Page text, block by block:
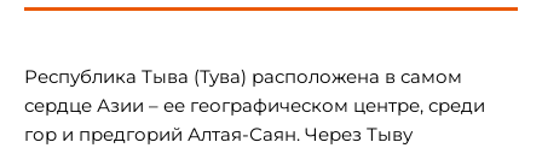
Республика Тыва (Тува) расположена в самом
сердце Азии – ее географическом центре, среди
гор и предгорий Алтая-Саян. Через Тыву